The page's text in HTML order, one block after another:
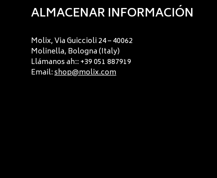
ALMACENAR INFORMACIÓN
Molix, Via Guiccioli 24 – 40062
Molinella, Bologna (Italy)
Llámanos ah:: +39 051 887919
Email:shop@molix.com